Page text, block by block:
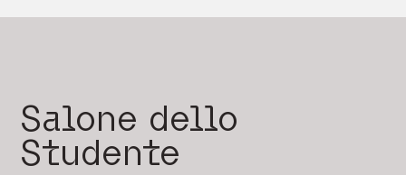
Salone dello
Studente